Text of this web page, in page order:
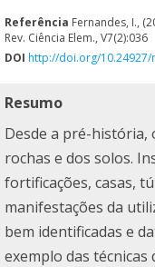
Referência Fernandes, I.,
Rev. Ciência Elem., V7(2):036
DOI http://doi.org/10.24927/
Resumo
Desde a pré-história,
rochas e dos solos.
fortificações, casas,
manifestações da
bem identificadas e
exemplo das